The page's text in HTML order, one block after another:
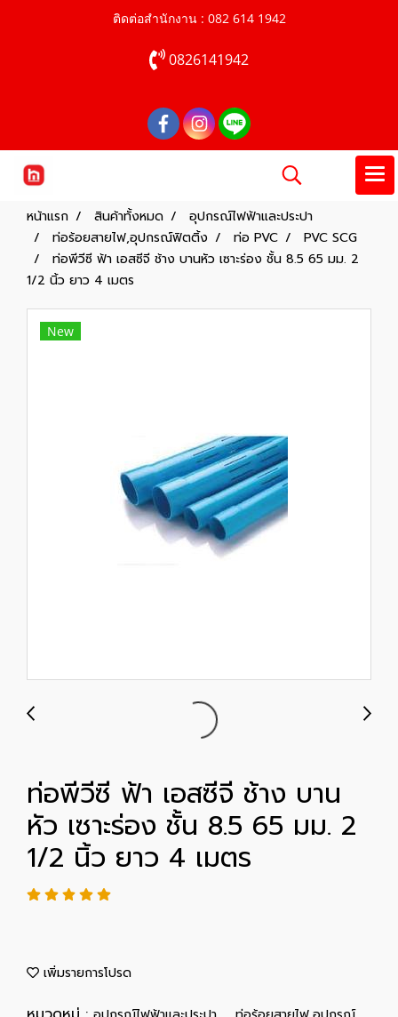
ติดต่อสำนักงาน : 082 614 1942
0826141942
หน้าแรก สินค้าทั้งหมด
อุปกรณ์ไฟฟ้าและประปา
ท่อร้อยสายไฟ,อุปกรณ์ฟิตติ้ง
ท่อ PVC
PVC SCG
ท่อพีวีซี ฟ้า เอสซีจี ช้าง บานหัว เซาะร่อง ชั้น 8.5 65 มม. 2
1/2 นิ้ว ยาว 4 เมตร
New
ท่อพีวีซี ฟ้า เอสซีจี ช้าง บาน
หัว เซาะร่อง ชั้น 8.5 65 มม. 2
1/2 นิ้ว ยาว 4 เมตร
เพิ่มรายการโปรด